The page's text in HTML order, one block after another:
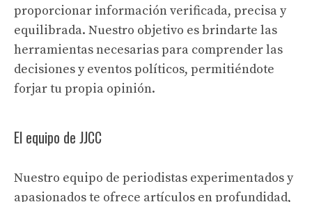
proporcionar información verificada, precisa y
equilibrada. Nuestro objetivo es brindarte las
herramientas necesarias para comprender las
decisiones y eventos políticos, permitiéndote
forjar tu propia opinión.
El equipo de JJCC
Nuestro equipo de periodistas experimentados y
apasionados te ofrece artículos en profundidad,